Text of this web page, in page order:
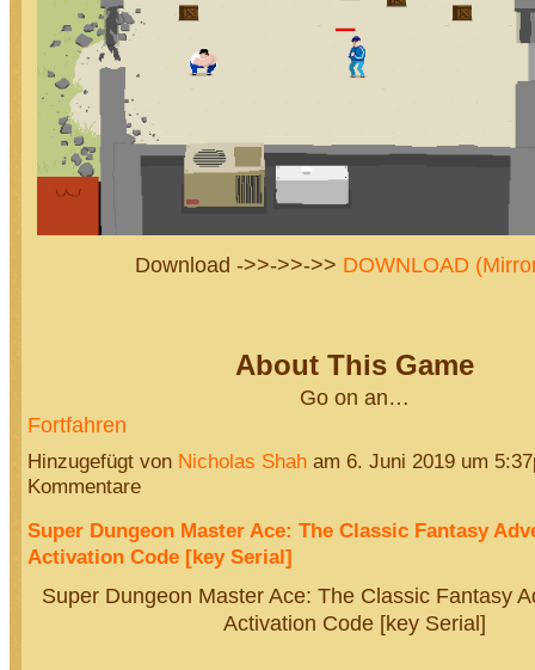
Download ->>->>->> DOWNLOAD
About This Game
Go on an…
Fortfahren
Hinzugefügt von Nicholas Shaham 6. Juni 2019 um
Kommentare
Super Dungeon Master Ace: The Classic Fantasy
Activation Code [key Serial]
Super Dungeon Master Ace: The Classic Fantasy
Activation Code [key Serial]